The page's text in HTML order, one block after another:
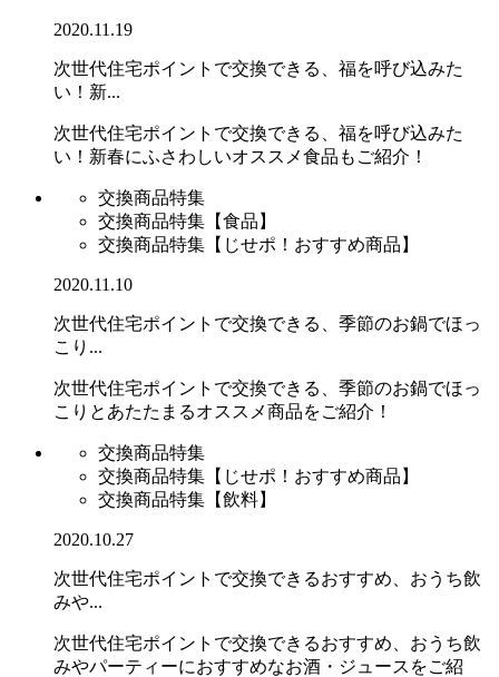
2020.11.19
次世代住宅ポイントで交換できる、福を呼び込みた
い！新...
次世代住宅ポイントで交換できる、福を呼び込みた
い！新春にふさわしいオススメ食品もご紹介！
交換商品特集
交換商品特集【食品】
交換商品特集【じせポ！おすすめ商品】
2020.11.10
次世代住宅ポイントで交換できる、季節のお鍋でほっ
こり...
次世代住宅ポイントで交換できる、季節のお鍋でほっ
こりとあたたまるオススメ商品をご紹介！
交換商品特集
交換商品特集【じせポ！おすすめ商品】
交換商品特集【飲料】
2020.10.27
次世代住宅ポイントで交換できるおすすめ、おうち飲
みや...
次世代住宅ポイントで交換できるおすすめ、おうち飲
みやパーティーにおすすめなお酒・ジュースをご紹